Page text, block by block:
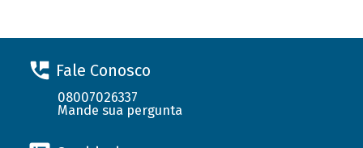
Fale Conosco
08007026337
Mande sua pergunta